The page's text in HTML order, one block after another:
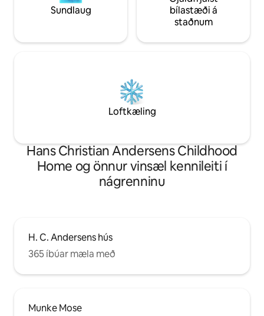
Sundlaug
bílastæði á
staðnum
Loftkæling
Hans Christian Andersens Childhood
Home og önnur vinsæl kennileiti í
nágrenninu
H. C. Andersens hús
365 íbúar mæla með
Munke Mose